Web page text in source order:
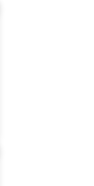
aos favoritos
aos favoritos